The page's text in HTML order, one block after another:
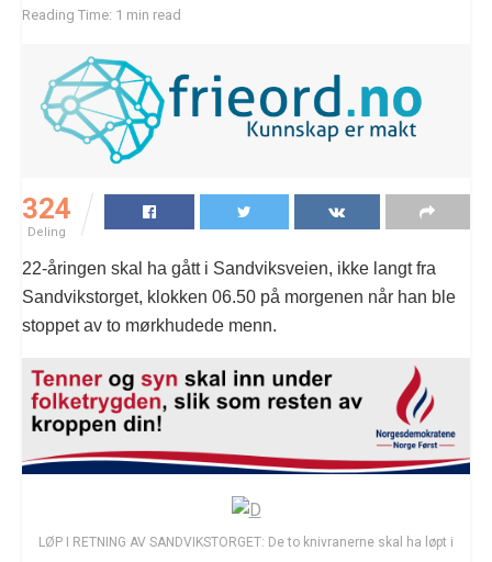
Reading Time: 1 min read
324
Deling
22-åringen skal ha gått i Sandviksveien, ikke langt fra
Sandvikstorget, klokken 06.50 på morgenen når han ble
stoppet av to mørkhudede menn.
LØP I RETNING AV SANDVIKSTORGET: De to knivranerne skal ha løpt i